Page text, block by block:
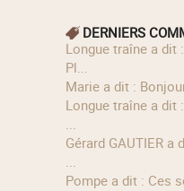
DERNIERS
longue traîne a dit : si vous allez sur le forum de '
Pl...
Marie a dit :
longue traîne a dit : merci :) connue, mais elle fait
...
Gérard GAUTIER a dit : « Il pleut parfois en Bretagne
...
Pompe a dit : Ces